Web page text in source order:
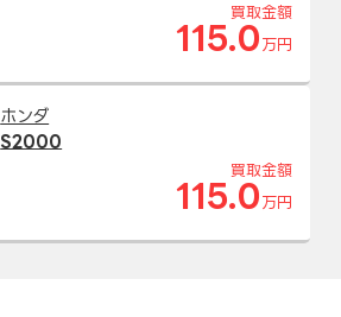
買取金額
115.0 万円
ホンダ
S2000
買取金額
115.0 万円